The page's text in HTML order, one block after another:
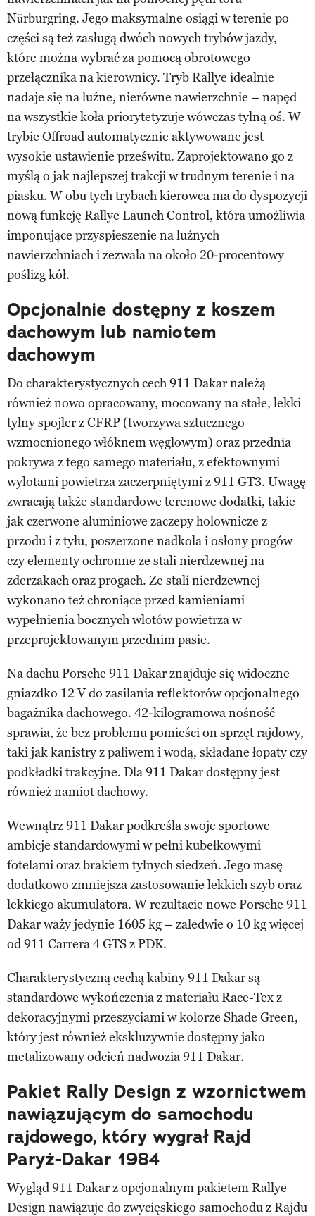
Nürburgring. Jego maksymalne osiągi w terenie po
części są też zasługą dwóch nowych trybów jazdy,
które można wybrać za pomocą obrotowego
przełącznika na kierownicy. Tryb Rallye idealnie
nadaje się na luźne, nierówne nawierzchnie – napęd
na wszystkie koła priorytetyzuje wówczas tylną oś. W
trybie Offroad automatycznie aktywowane jest
wysokie ustawienie prześwitu. Zaprojektowano go z
myślą o jak najlepszej trakcji w trudnym terenie i na
piasku. W obu tych trybach kierowca ma do dyspozycji
nową funkcję Rallye Launch Control, która umożliwia
imponujące przyspieszenie na luźnych
nawierzchniach i zezwala na około 20-procentowy
poślizg kół.
Opcjonalnie dostępny z koszem
dachowym lub namiotem
dachowym
Do charakterystycznych cech 911 Dakar należą
również nowo opracowany, mocowany na stałe, lekki
tylny spojler z CFRP (tworzywa sztucznego
wzmocnionego włóknem węglowym) oraz przednia
pokrywa z tego samego materiału, z efektownymi
wylotami powietrza zaczerpniętymi z 911 GT3. Uwagę
zwracają także standardowe terenowe dodatki, takie
jak czerwone aluminiowe zaczepy holownicze z
przodu i z tyłu, poszerzone nadkola i osłony progów
czy elementy ochronne ze stali nierdzewnej na
zderzakach oraz progach. Ze stali nierdzewnej
wykonano też chroniące przed kamieniami
wypełnienia bocznych wlotów powietrza w
przeprojektowanym przednim pasie.
Na dachu Porsche 911 Dakar znajduje się widoczne
gniazdko 12 V do zasilania reflektorów opcjonalnego
bagażnika dachowego. 42-kilogramowa nośność
sprawia, że bez problemu pomieści on sprzęt rajdowy,
taki jak kanistry z paliwem i wodą, składane łopaty czy
podkładki trakcyjne. Dla 911 Dakar dostępny jest
również namiot dachowy.
Wewnątrz 911 Dakar podkreśla swoje sportowe
ambicje standardowymi w pełni kubełkowymi
fotelami oraz brakiem tylnych siedzeń. Jego masę
dodatkowo zmniejsza zastosowanie lekkich szyb oraz
lekkiego akumulatora. W rezultacie nowe Porsche 911
Dakar waży jedynie 1605 kg – zaledwie o 10 kg więcej
od 911 Carrera 4 GTS z PDK.
Charakterystyczną cechą kabiny 911 Dakar są
standardowe wykończenia z materiału Race-Tex z
dekoracyjnymi przeszyciami w kolorze Shade Green,
który jest również ekskluzywnie dostępny jako
metalizowany odcień nadwozia 911 Dakar.
Pakiet Rally Design z wzornictwem
nawiązującym do samochodu
rajdowego, który wygrał Rajd
Paryż-Dakar 1984
Wygląd 911 Dakar z opcjonalnym pakietem Rallye
Design nawiązuje do zwycięskiego samochodu z Rajdu